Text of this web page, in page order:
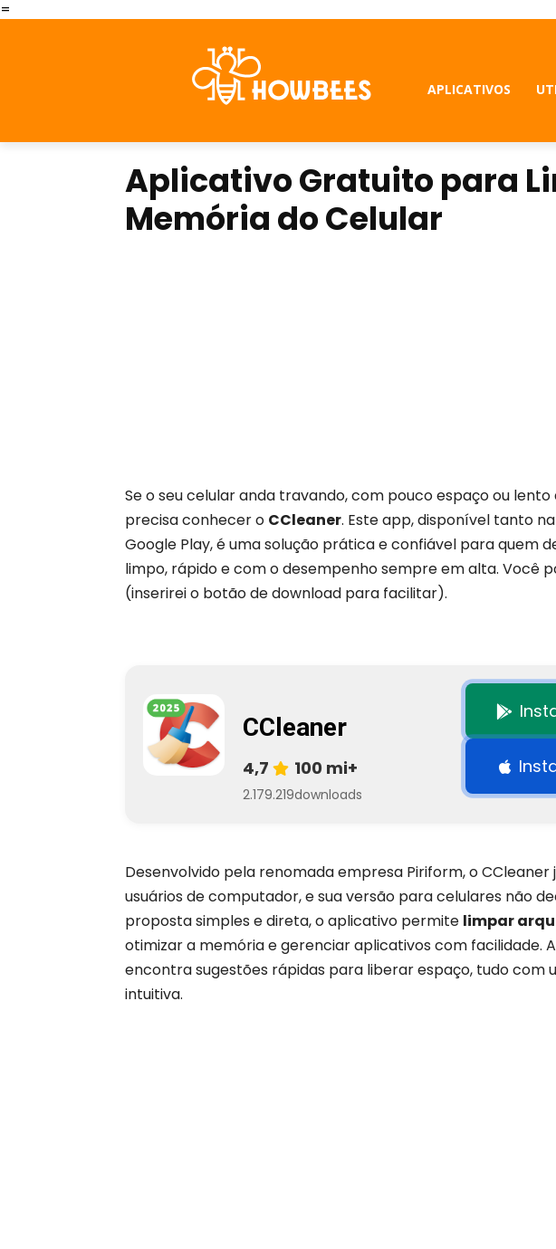
=
APLICATIVOS
Aplicativo Gratuito para
Memória do Celular
Se o seu celular anda travando, com pouco espaço ou
precisa conhecer o CCleaner. Este app, disponível tanto
Google Play, é uma solução prática e confiável para quem
limpo, rápido e com o desempenho sempre em alta. Você
(inserirei o botão de download para facilitar).
CCleaner
4,7
2.179.219
100 mi+
downloads
Desenvolvido pela renomada empresa Piriform, o CCleaner
usuários de computador, e sua versão para celulares não
proposta simples e direta, o aplicativo permite limpar
otimizar a memória e gerenciar aplicativos com facilidade.
encontra sugestões rápidas para liberar espaço, tudo com
intuitiva.